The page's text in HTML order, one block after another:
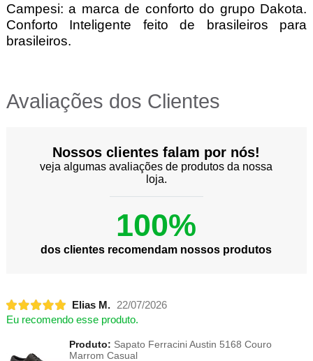
Campesi: a marca de conforto do grupo Dakota.
Conforto Inteligente feito de brasileiros para
brasileiros.
Avaliações dos Clientes
Nossos clientes falam por nós!
veja algumas avaliações de produtos da nossa
loja.
100%
dos clientes recomendam nossos produtos
Elias M.
22/07/2026
Eu recomendo esse produto.
Produto: Sapato Ferracini Austin 5168 Couro
Marrom Casual